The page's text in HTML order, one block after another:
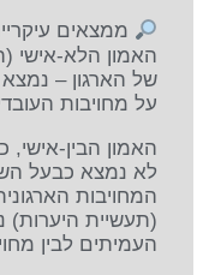
ממצאים
האמון הלא-אישי
של הארגון –
על מחויבות
האמון הבין-
לא נמצא כבעל
המחויבות
(תעשיית היערות)
העמיתים לבין